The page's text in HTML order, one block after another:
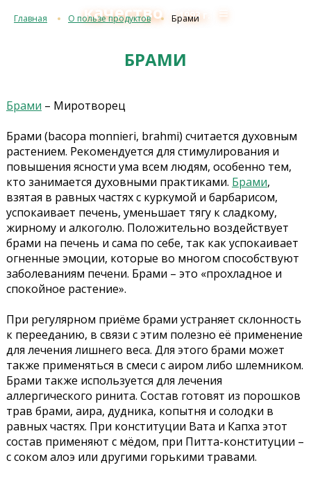
качество
с 1993 г. ≡
Главная О пользе продуктов Брами
БРАМИ
Брами – Миротворец
Брами (bacopa monnieri, brahmi) считается духовным
растением. Рекомендуется для стимулирования и
повышения ясности ума всем людям, особенно тем,
кто занимается духовными практиками. Брами,
взятая в равных частях с куркумой и барбарисом,
успокаивает печень, уменьшает тягу к сладкому,
жирному и алкоголю. Положительно воздействует
брами на печень и сама по себе, так как успокаивает
огненные эмоции, которые во многом способствуют
заболеваниям печени. Брами – это «прохладное и
спокойное растение».
При регулярном приёме брами устраняет склонность
к перееданию, в связи с этим полезно её применение
для лечения лишнего веса. Для этого брами может
также применяться в смеси с аиром либо шлемником.
Брами также используется для лечения
аллергического ринита. Состав готовят из порошков
трав брами, аира, дудника, копытня и солодки в
равных частях. При конституции Вата и Капха этот
состав применяют с мёдом, при Питта-конституции –
с соком алоэ или другими горькими травами.